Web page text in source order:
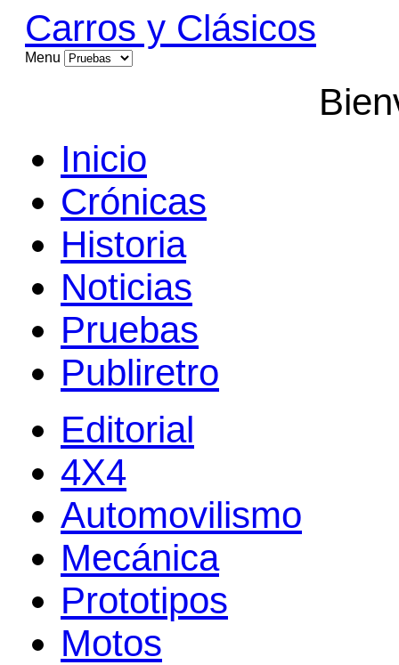
Carros y Clásicos
Menu
Inicio
Crónicas
Historia
Noticias
Pruebas
Publiretro
Editorial
4X4
Automovilismo
Mecánica
Prototipos
Motos